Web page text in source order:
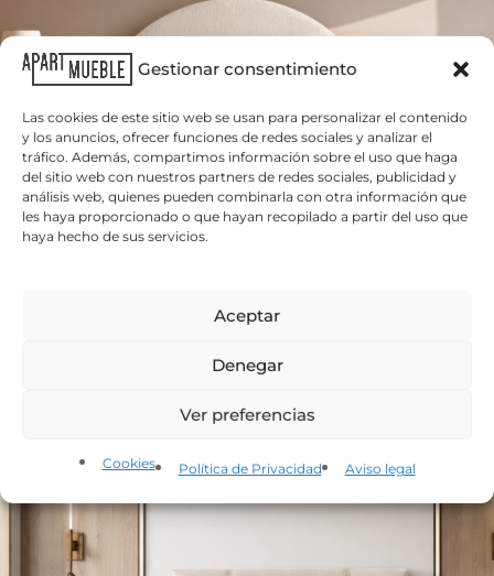
Gestionar consentimiento
Las cookies de este sitio web se usan para personalizar el contenido
y los anuncios, ofrecer funciones de redes sociales y analizar el
tráfico. Además, compartimos información sobre el uso que haga
del sitio web con nuestros partners de redes sociales, publicidad y
análisis web, quienes pueden combinarla con otra información que
les haya proporcionado o que hayan recopilado a partir del uso que
haya hecho de sus servicios.
Aceptar
Denegar
Ver preferencias
Cookies Política de Privacidad Aviso legal
Cama tapizada Creta con cabecero semicircular